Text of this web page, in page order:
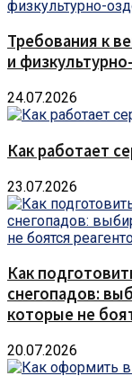
Требования к
и
24.07.2026
Как работает
23.07.2026
Как
снегопадов:
которые не
20.07.2026